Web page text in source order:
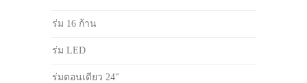
ร่ม 16 ก้าน
ร่ม LED
ร่มตอนเดียว 24"